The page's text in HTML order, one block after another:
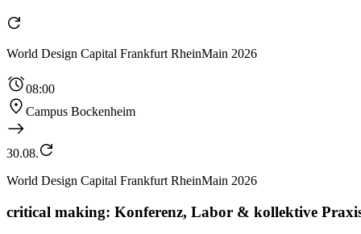
World Design Capital Frankfurt RheinMain 2026
08:00
Campus Bockenheim
30.08.
World Design Capital Frankfurt RheinMain 2026
critical making: Konferenz, Labor & kollektive